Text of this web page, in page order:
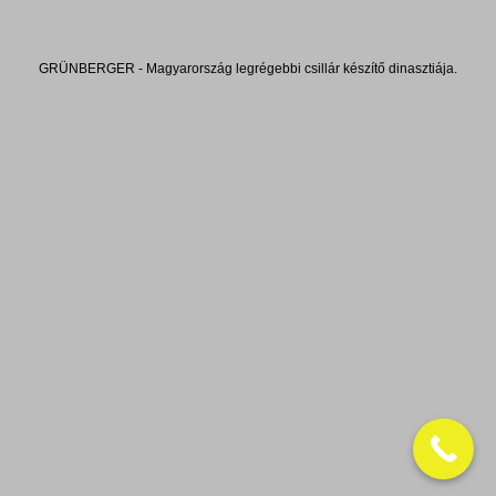
GRÜNBERGER - Magyarország legrégebbi csillár készítő dinasztiája.